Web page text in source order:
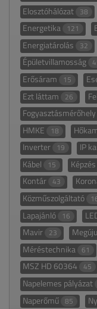
Elosztóhálózat 38
Energetika 121
Energiatárolás 32
Épületvillamosság
Erősáram 15
Ezt láttam 26
Fogyasztásmérőhely
HMKE 18
Inverter 19 IP
Kábel 15 Képzés
Kontár 43
Közműszolgáltató
Lapajánló 16
Mavir 23
Méréstechnika 61
MSZ HD 60364 45
Napelemes pályázat
Naperőmű 85